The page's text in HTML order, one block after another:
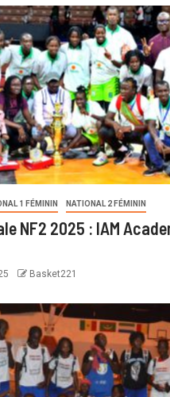
1 FÉMININ NATIONAL 2 FÉMININ
NF2 2025 : IAM
Basket221